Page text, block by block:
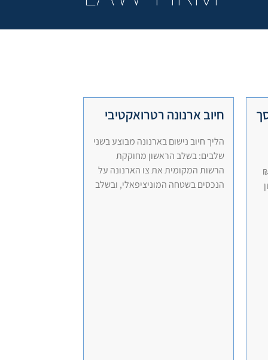
מ' ₪
חיוב ארנונה רטרואקטיבי
הליך חיוב נישום בארנונה מבוצע בשני
שלבים: בשלב הראשון מחוקקת
הרשות המקומית את צו הארנונה על
הנכסים בשטחה המוניציפאלי, ובשלב